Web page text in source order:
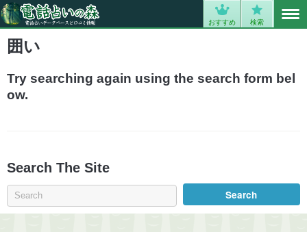
おすすめ 検索
囲い
Try searching again using the search form bel
ow.
Search The Site